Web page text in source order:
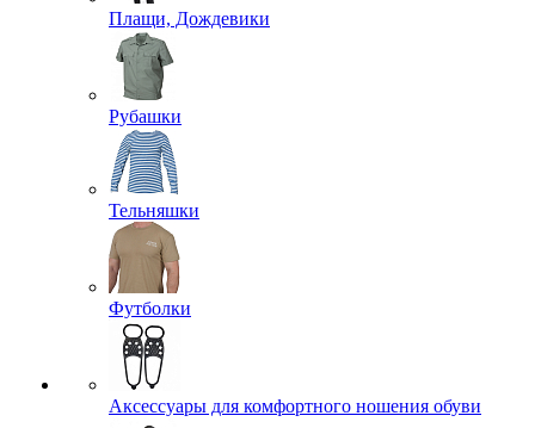
Плащи, Дождевики
Рубашки
Тельняшки
Футболки
Аксессуары для комфортного ношения обуви